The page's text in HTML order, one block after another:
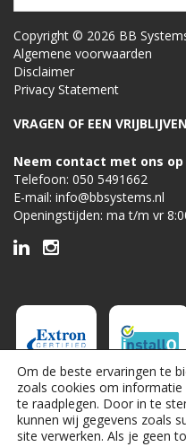
Copyright © 2026 BB
Algemene voorwaarden
Disclaimer
Privacy Statement
VRAGEN OF EEN
Neem contact met ons op
Telefoon: 050 5491662
E-mail: info@bbsystems.nl
Openingstijden: ma t/m vr
Om de beste ervaringen te
zoals cookies om
te raadplegen. Door in te
kunnen wij gegevens zoals
site verwerken. Als je geen